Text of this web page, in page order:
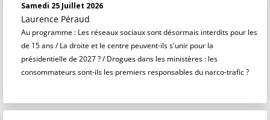
Samedi 25 Juillet 2026
Laurence Péraud
Au programme : Les réseaux sociaux sont désormais interdits pour les
de 15 ans / La droite et le centre peuvent-ils s'unir pour la
présidentielle de 2027 ? / Drogues dans les ministères : les
consommateurs sont-ils les premiers responsables du narco-trafic ?